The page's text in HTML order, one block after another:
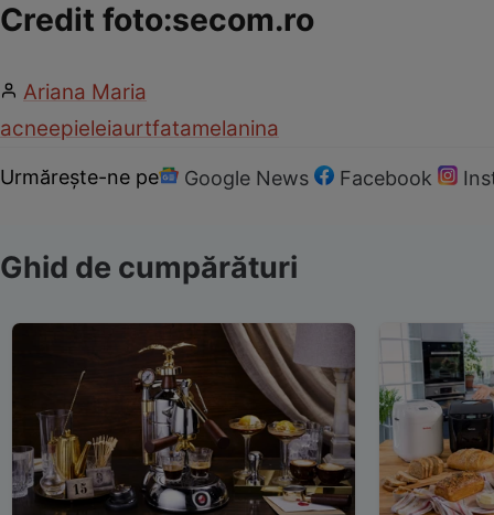
Credit foto:secom.ro
Ariana Maria
acneepieleiaurtfatamelanina
Urmărește-ne pe Google News Facebook
Ghid de cumpărături